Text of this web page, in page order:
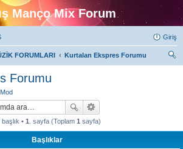
Manço Mix Forum
Giriş
FORUMLARI
Kurtalan Ekspres Forumu
Forumu
Mod
başlık • 1 . sayfa (Toplam 1 sayfa)
Başlıklar